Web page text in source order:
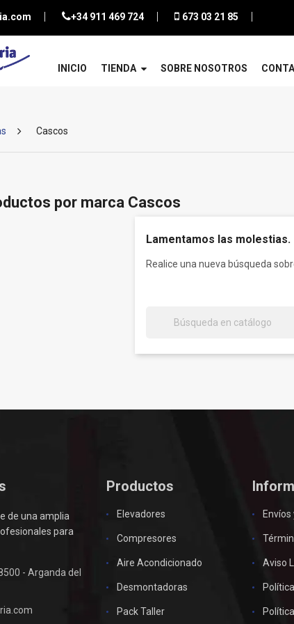
+34 911 469 724 673 03 21 85
INICIO TIENDA SOBRE NOSOTROS
Cascos
por marca Cascos
Lamentamos las molestias.
Realice una nueva búsqueda
de una amplia
para
- Arganda del
Productos
Elevadores
Compresores
Aire Acondicionado
Desmontadoras
Pack Taller
Aviso